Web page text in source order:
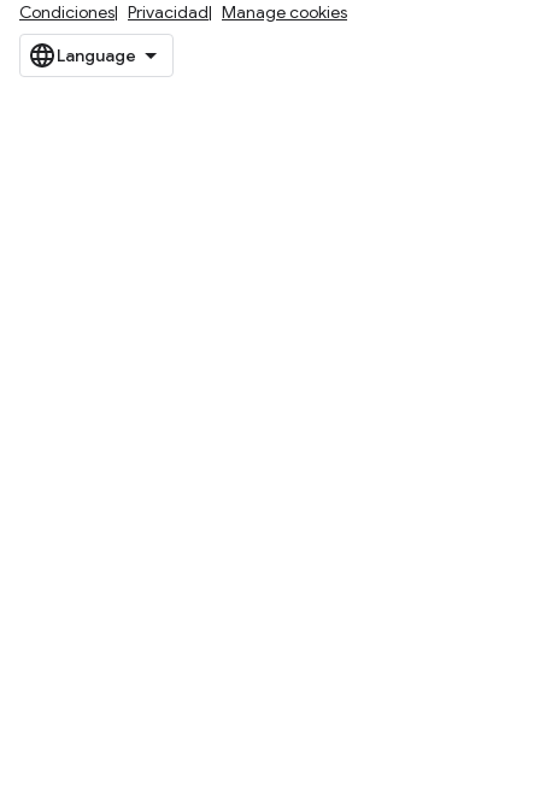
Condiciones Privacidad Manage cookies